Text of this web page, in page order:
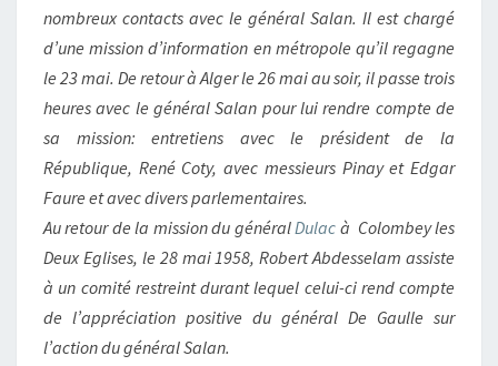
nombreux contacts avec le général Salan. Il est chargé
d’une mission d’information en métropole qu’il regagne
le 23 mai. De retour à Alger le 26 mai au soir, il passe trois
heures avec le général Salan pour lui rendre compte de
sa mission: entretiens avec le président de la
République, René Coty, avec messieurs Pinay et Edgar
Faure et avec divers parlementaires.
Au retour de la mission du généralDulac à Colombey les
Deux Eglises, le 28 mai 1958, Robert Abdesselam assiste
à un comité restreint durant lequel celui-ci rend compte
de l’appréciation positive du général De Gaulle sur
l’action du général Salan.